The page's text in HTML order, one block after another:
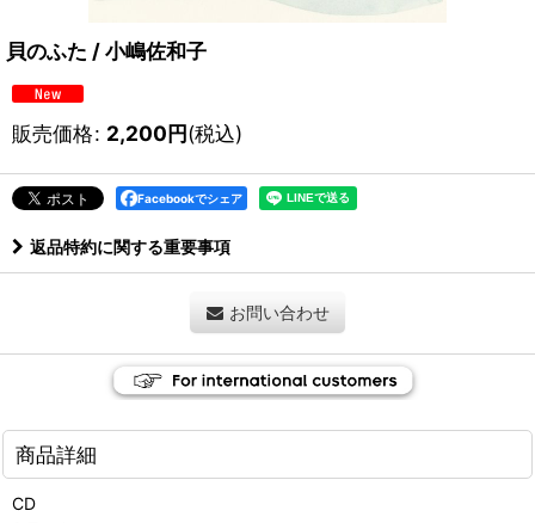
貝のふた / 小嶋佐和子
販売価格: 2,200円(税込)
Facebookでシェア
返品特約に関する重要事項
お問い合わせ
商品詳細
CD